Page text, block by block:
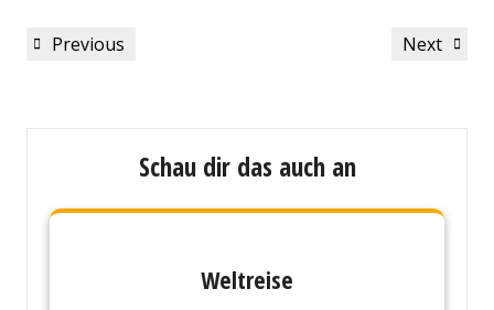
Beitragsnavigation
Previous
Previous
Next
Next
Schau dir das auch an
Weltreise